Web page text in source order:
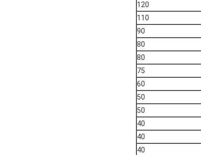
120
110
90
80
80
75
60
50
50
40
40
40